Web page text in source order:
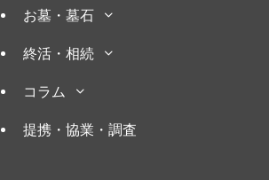
お墓・墓石
終活・相続
コラム
提携・協業・調査